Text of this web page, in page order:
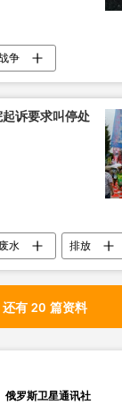
争
诉要求叫停处
水
排放
还有 20 篇资料
俄罗斯卫星通讯社